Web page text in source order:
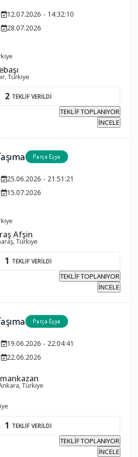
12.07.2026 - 14:32:10
28.07.2026
Türkiye
2 TEKLİF VERİLDİ
TEKLİF TOPLANIYOR
İNCELE
Parça Eşya
25.06.2026 - 21:51:21
15.07.2026
Afşin
Türkiye
1 TEKLİF VERİLDİ
TEKLİF TOPLANIYOR
İNCELE
Parça Eşya
19.06.2026 - 22:04:41
22.06.2026
Türkiye
1 TEKLİF VERİLDİ
TEKLİF TOPLANIYOR
İNCELE